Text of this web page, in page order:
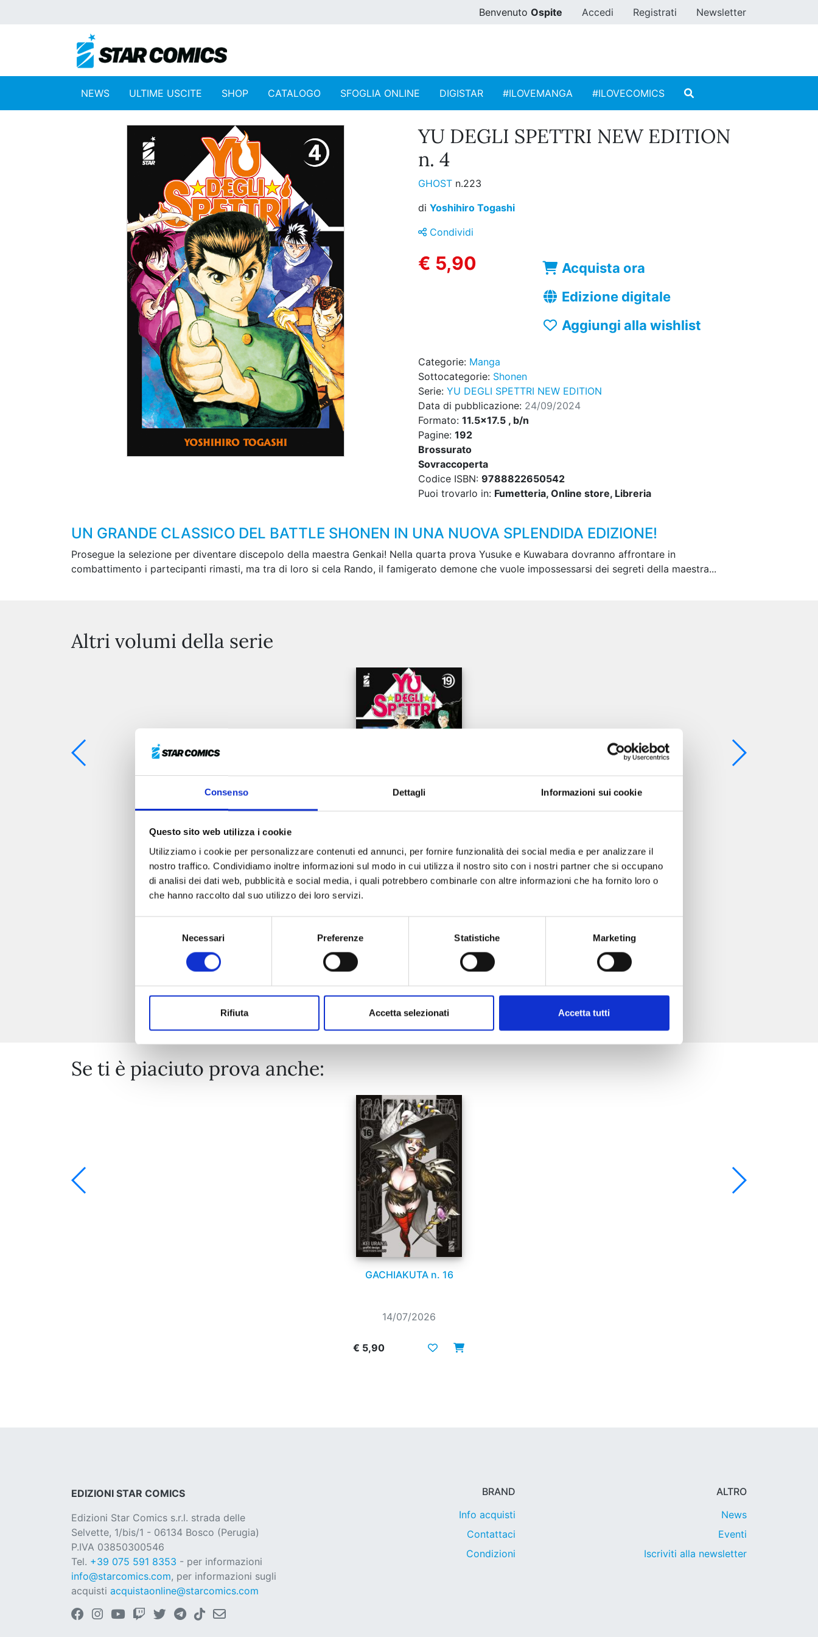
Consenso Dettagli Informazioni sui cookie
Questo sito web utilizza i cookie
Utilizziamo i cookie per personalizzare contenuti ed annunci, per fornire funzionalità dei social media e per analizzare il
nostro traffico. Condividiamo inoltre informazioni sul modo in cui utilizza il nostro sito con i nostri partner che si occupano
di analisi dei dati web, pubblicità e social media, i quali potrebbero combinarle con altre informazioni che ha fornito loro o
che hanno raccolto dal suo utilizzo dei loro servizi.
Necessari Preferenze Statistiche Marketing
Rifiuta Accetta selezionati Accetta tutti
Benvenuto Ospite Accedi Registrati Newsletter
NEWS ULTIME USCITE SHOP CATALOGO SFOGLIA ONLINE DIGISTAR #ILOVEMANGA #ILOVECOMICS
YU DEGLI SPETTRI NEW EDITION
n. 4
GHOST n.223
di Yoshihiro Togashi
Condividi
€ 5,90
Acquista ora
Edizione digitale
Aggiungi alla wishlist
Categorie: Manga
Sottocategorie: Shonen
Serie: YU DEGLI SPETTRI NEW EDITION
Data di pubblicazione: 24/09/2024
Formato: 11.5x17.5 , b/n
Pagine: 192
Brossurato
Sovraccoperta
Codice ISBN: 9788822650542
Puoi trovarlo in: Fumetteria, Online store, Libreria
UN GRANDE CLASSICO DEL BATTLE SHONEN IN UNA NUOVA SPLENDIDA EDIZIONE!
Prosegue la selezione per diventare discepolo della maestra Genkai! Nella quarta prova Yusuke e Kuwabara dovranno affrontare in
combattimento i partecipanti rimasti, ma tra di loro si cela Rando, il famigerato demone che vuole impossessarsi dei segreti della maestra...
Altri volumi della serie
YU DEGLI SPETTRI NEW EDITION n. 19
03/02/2026
€ 5,90
Mostra tutto
Se ti è piaciuto prova anche:
GACHIAKUTA n. 16
14/07/2026
€ 5,90
EDIZIONI STAR COMICS
Edizioni Star Comics s.r.l. strada delle
Selvette, 1/bis/1 - 06134 Bosco (Perugia)
P.IVA 03850300546
Tel. +39 075 591 8353 - per informazioni
info@starcomics.com, per informazioni sugli
acquisti acquistaonline@starcomics.com
BRAND
Info acquisti
Contattaci
Condizioni
ALTRO
News
Eventi
Iscriviti alla newsletter